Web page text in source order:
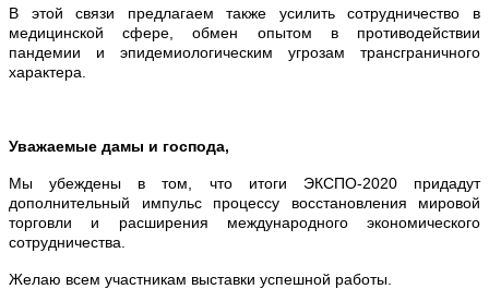
В этой связи предлагаем также усилить сотрудничество в
медицинской сфере, обмен опытом в противодействии
пандемии и эпидемиологическим угрозам трансграничного
характера.
Уважаемые дамы и господа,
Мы убеждены в том, что итоги ЭКСПО-2020 придадут
дополнительный импульс процессу восстановления мировой
торговли и расширения международного экономического
сотрудничества.
Желаю всем участникам выставки успешной работы.